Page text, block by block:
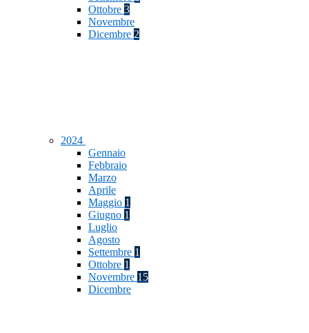
Ottobre 3
Novembre
Dicembre 2
2024
Gennaio
Febbraio
Marzo
Aprile
Maggio 1
Giugno 1
Luglio
Agosto
Settembre 1
Ottobre 1
Novembre 15
Dicembre